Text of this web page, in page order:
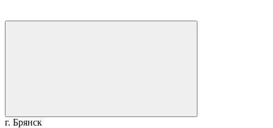
г. Брянск